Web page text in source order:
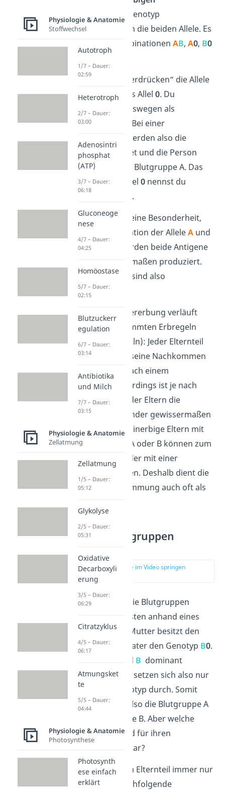
(heterozygoten) Genotyp
unterscheiden sich die beiden Allele. Es
sind also die Kombinationen AB, A0, B0
Im Phänotyp „unterdrücken“ die Allele
A undBimmer das Allel 0. Du
bezeichnest sie deswegen als
dominante
Allele. Bei einer
werden also die
Antigene A gebildet und die Person
besitzt folglich die Blutgruppe A. Das
„unterdrückte“ Allel 0 nennst du
demnach
.
Jetzt gibt es noch eine Besonderheit,
wenn die Kombination der AlleleA und
auftritt. Hier werden beide Antigene
(A und B) gleichermaßen produziert.
Die AlleleAund
sind also
codominant
Die Blutgruppenvererbung verläuft
immer nach bestimmten Erbregeln
(Mendelsche Regeln): Jeder Elternteil
„gibt“ ein Allel an seine Nachkommen
ab. Das verläuft nach einem
Zufallsprinzip. Allerdings ist je nach
Allelkombination der Eltern die
Blutgruppe der Kinder gewissermaßen
„vorbestimmt“. Reinerbige Eltern mit
einer Blutgruppe A oder B können zum
Beispiel keine Kinder mit einer
Blutgruppe 0 haben. Deshalb dient die
Blutgruppenbestimmung auch oft als
Beispiel Blutgruppen
zur Stelle im Video springen
(03:53)
Schauen wir uns die Blutgruppen
Vererbung am besten anhand eines
Beispielsan: Die Mutter besitzt den
GenotypA0, der Vater den Genotyp B0.
und B dominant
gegenüber0sind, setzen sich also nur
die Allele im Phänotyp durch. Somit
haben die Eltern also die Blutgruppe A
und die Blutgruppe B. Aber welche
Blutgruppe(n) sind für ihren
Nachwuchs denkbar?
Es kann von jedem Elternteil immer nur
ein Allel an die nachfolgende
Physiologie & Anatomie
Stoffwechsel
Autotroph
1/7 – Dauer:
02:59
Heterotroph
2/7 – Dauer:
03:00
Adenosintri
phosphat
(ATP)
3/7 – Dauer:
06:18
Gluconeoge
nese
4/7 – Dauer:
04:25
Homöostase
5/7 – Dauer:
02:15
Blutzuckerr
egulation
6/7 – Dauer:
03:14
Antibiotika
und Milch
7/7 – Dauer:
03:15
Physiologie & Anatomie
Zellatmung
Zellatmung
1/5 – Dauer:
05:12
Glykolyse
2/5 – Dauer:
05:31
Oxidative
Decarboxyli
erung
3/5 – Dauer:
06:29
Citratzyklus
4/5 – Dauer:
06:17
Atmungsket
te
5/5 – Dauer:
04:44
Physiologie & Anatomie
Photosynthese
Photosynth
ese einfach
erklärt